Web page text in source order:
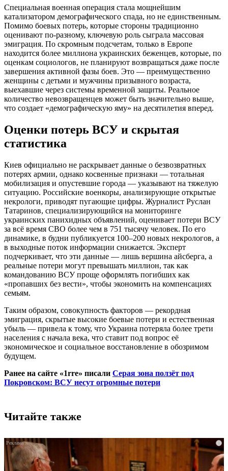
Специальная военная операция стала мощнейшим
катализатором демографического спада, но не единственным.
Помимо боевых потерь, которые стороны традиционно
оценивают по-разному, ключевую роль сыграла массовая
эмиграция. По скромным подсчетам, только в Европе
находится более миллиона украинских беженцев, которые, по
оценкам социологов, не планируют возвращаться даже после
завершения активной фазы боев. Это — преимущественно
женщины с детьми и мужчины призывного возраста,
выехавшие через системы временной защиты. Реальное
количество невозвращенцев может быть значительно выше,
что создает «демографическую яму» на десятилетия вперед.
Оценки потерь ВСУ и скрытая
статистика
Киев официально не раскрывает данные о безвозвратных
потерях армии, однако косвенные признаки — тотальная
мобилизация и опустевшие города — указывают на тяжелую
ситуацию. Российские военкоры, анализирующие открытые
некрологи, приводят пугающие цифры. Журналист Руслан
Татаринов, специализирующийся на мониторинге
украинских панихидных объявлений, оценивает потери ВСУ
за всё время СВО более чем в 751 тысячу человек. По его
динамике, в будни публикуется 100–200 новых некрологов, а
в выходные поток информации снижается. Эксперт
подчеркивает, что эти данные — лишь вершина айсберга, а
реальные потери могут превышать миллион, так как
командованию ВСУ проще оформлять погибших как
«пропавших без вести», чтобы экономить на компенсациях
семьям.
Таким образом, совокупность факторов — рекордная
эмиграция, скрытые высокие боевые потери и естественная
убыль — привела к тому, что Украина потеряла более трети
населения с начала века, что ставит под вопрос её
экономическое и социальное восстановление в обозримом
будущем.
Ранее на сайте «1rre» писали Серая зона ползёт под
Покровском: ВСУ несут огромные потери
Читайте также
i